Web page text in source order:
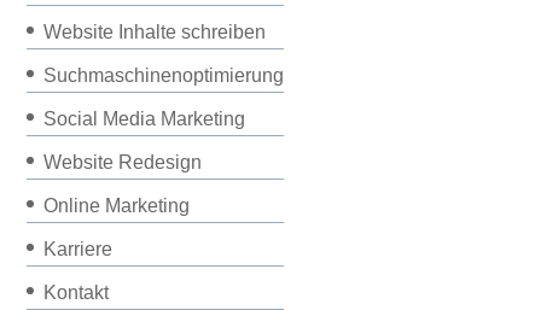
Website Inhalte schreiben
Suchmaschinenoptimierung
Social Media Marketing
Website Redesign
Online Marketing
Karriere
Kontakt